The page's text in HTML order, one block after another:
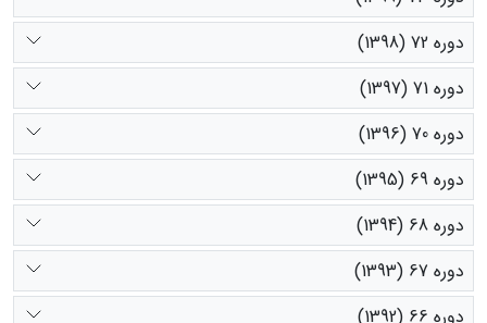
دوره 72 (1398)
دوره 71 (1397)
دوره 70 (1396)
دوره 69 (1395)
دوره 68 (1394)
دوره 67 (1393)
دوره 66 (1392)